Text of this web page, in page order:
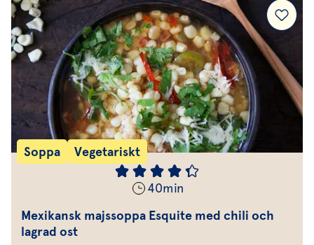
Soppa Vegetariskt
40min
Mexikansk majssoppa Esquite med chili och
lagrad ost